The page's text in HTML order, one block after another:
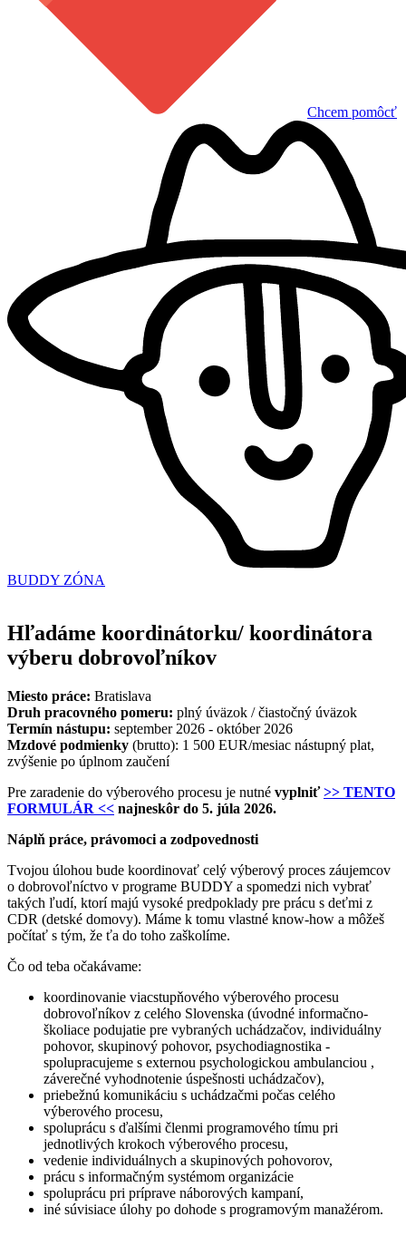
Chcem pomôcť
BUDDY ZÓNA
Hľadáme koordinátorku/ koordinátora
výberu dobrovoľníkov
Miesto práce: Bratislava
Druh pracovného pomeru: plný úväzok / čiastočný úväzok
Termín nástupu: september 2026 - október 2026
Mzdové podmienky (brutto): 1 500 EUR/mesiac nástupný plat,
zvýšenie po úplnom zaučení
Pre zaradenie do výberového procesu je nutné vyplniť >> TENTO
FORMULÁR << najneskôr do 5. júla 2026.
Náplň práce, právomoci a zodpovednosti
Tvojou úlohou bude koordinovať celý výberový proces záujemcov
o dobrovoľníctvo v programe BUDDY a spomedzi nich vybrať
takých ľudí, ktorí majú vysoké predpoklady pre prácu s deťmi z
CDR (detské domovy). Máme k tomu vlastné know-how a môžeš
počítať s tým, že ťa do toho zaškolíme.
Čo od teba očakávame:
koordinovanie viacstupňového výberového procesu
dobrovoľníkov z celého Slovenska (úvodné informačno-
školiace podujatie pre vybraných uchádzačov, individuálny
pohovor, skupinový pohovor, psychodiagnostika -
spolupracujeme s externou psychologickou ambulanciou ,
záverečné vyhodnotenie úspešnosti uchádzačov),
priebežnú komunikáciu s uchádzačmi počas celého
výberového procesu,
spoluprácu s ďalšími členmi programového tímu pri
jednotlivých krokoch výberového procesu,
vedenie individuálnych a skupinových pohovorov,
prácu s informačným systémom organizácie
spoluprácu pri príprave náborových kampaní,
iné súvisiace úlohy po dohode s programovým manažérom.